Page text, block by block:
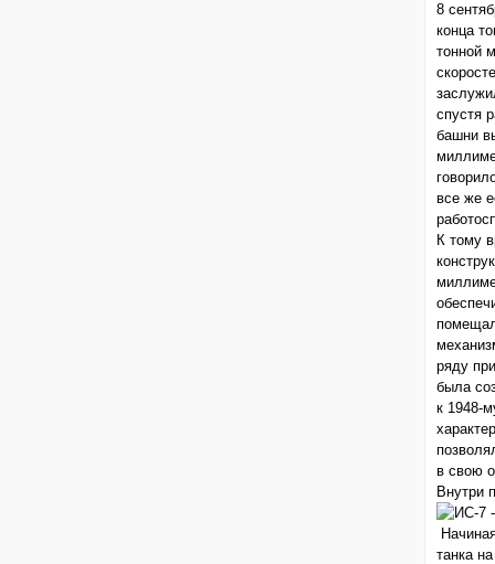
8
конца
тонной
спустя
башни
все же
К тому
ряду
была
к 1948-
в свою
Внутри
танка